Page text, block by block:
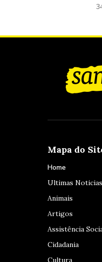
Mapa do
Home
Ultimas Noticias
Animais
Artigos
Assistência
Cidadania
Cultura